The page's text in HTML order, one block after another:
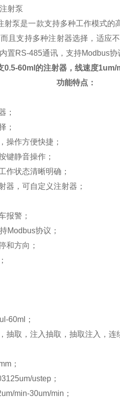
射泵
射泵是一款支持多种工作模式
且支持多种注射器选择，适应
置RS-485通讯，支持Modbus
0.5-60ml的注射器，线速度
功能特点：
；
；
操作方便快捷；
键静音操作；
作状态清晰明确；
器，可自定义注射器；
报警；
Modbus协议；
和方向；
60ml；
抽取，注入抽取，抽取注入，连
；
ustep；
min-30um/min；